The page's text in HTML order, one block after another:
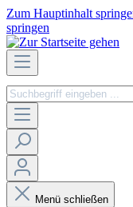
Zum Hauptinhalt
springen
Menü schließen